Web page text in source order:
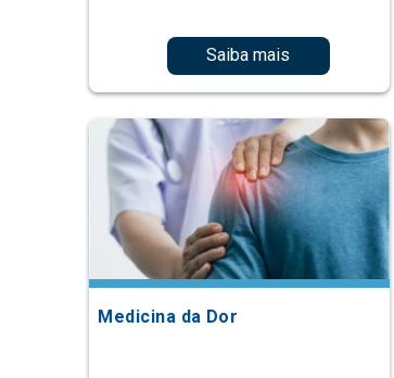
Saiba mais
Medicina da Dor